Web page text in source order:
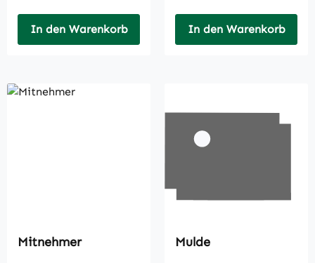
In den Warenkorb In den Warenkorb
Mitnehmer Mulde